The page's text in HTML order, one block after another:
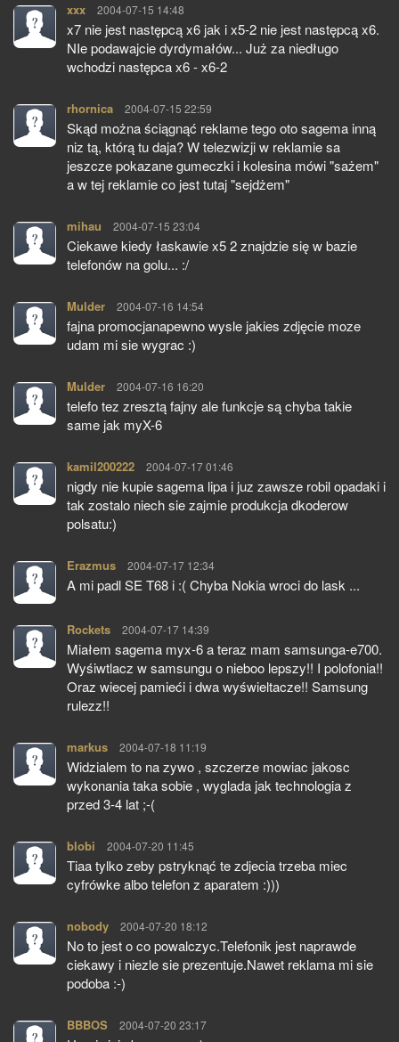
xxx pisze:
2004-07-15 14:48
x7 nie jest następcą x6 jak i x5-2 nie jest następcą x6.
NIe podawajcie dyrdymałów... Już za niedługo
wchodzi następca x6 - x6-2
rhornica pisze:
2004-07-15 22:59
Skąd można ściągnąć reklame tego oto sagema inną
niz tą, którą tu daja? W telezwizji w reklamie sa
jeszcze pokazane gumeczki i kolesina mówi "sażem"
a w tej reklamie co jest tutaj "sejdżem"
mihau pisze:
2004-07-15 23:04
Ciekawe kiedy łaskawie x5 2 znajdzie się w bazie
telefonów na golu... :/
Mulder pisze:
2004-07-16 14:54
fajna promocjanapewno wysle jakies zdjęcie moze
udam mi sie wygrac :)
Mulder pisze:
2004-07-16 16:20
telefo tez zresztą fajny ale funkcje są chyba takie
same jak myX-6
kamil200222 pisze:
2004-07-17 01:46
nigdy nie kupie sagema lipa i juz zawsze robil opadaki i
tak zostalo niech sie zajmie produkcja dkoderow
polsatu:)
Erazmus pisze:
2004-07-17 12:34
A mi padl SE T68 i :( Chyba Nokia wroci do lask ...
Rockets pisze:
2004-07-17 14:39
Miałem sagema myx-6 a teraz mam samsunga-e700.
Wyśiwtlacz w samsungu o nieboo lepszy!! I polofonia!!
Oraz wiecej pamieći i dwa wyświeltacze!! Samsung
rulezz!!
markus pisze:
2004-07-18 11:19
Widzialem to na zywo , szczerze mowiac jakosc
wykonania taka sobie , wyglada jak technologia z
przed 3-4 lat ;-(
blobi pisze:
2004-07-20 11:45
Tiaa tylko zeby pstryknąć te zdjecia trzeba miec
cyfrówke albo telefon z aparatem :)))
nobody pisze:
2004-07-20 18:12
No to jest o co powalczyc.Telefonik jest naprawde
ciekawy i niezle sie prezentuje.Nawet reklama mi sie
podoba :-)
BBBOS pisze:
2004-07-20 23:17